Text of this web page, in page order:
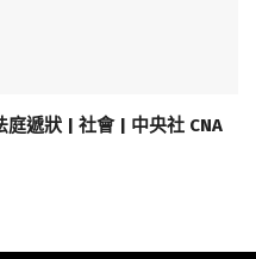
遞狀 | 社會 | 中央社 CNA